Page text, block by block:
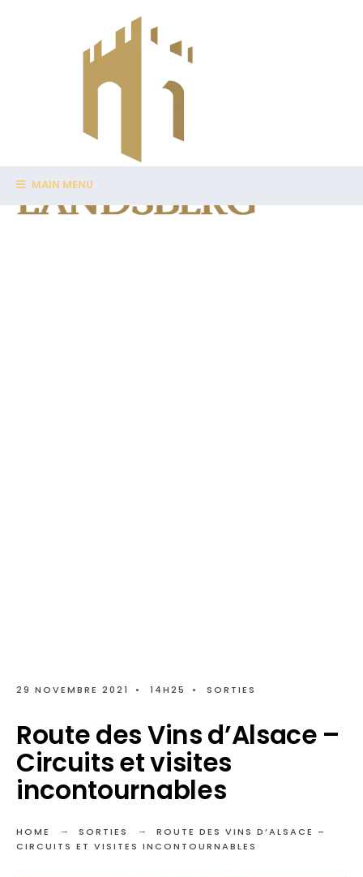
MAIN MENU
29 NOVEMBRE 2021 • 14H25 • SORTIES
Route des Vins d’Alsace –
Circuits et visites
incontournables
HOME SORTIES
ROUTE DES VINS D’ALSACE –
CIRCUITS ET VISITES INCONTOURNABLES